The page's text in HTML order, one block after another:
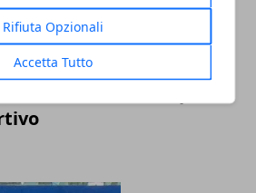
Rifiuta Opzionali
Accetta Tutto